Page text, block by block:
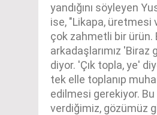
yandığını söyleyen
ise, "Likapa, üretmesi
çok zahmetli bir ürün.
arkadaşlarımız 'Biraz
diyor. 'Çık topla, ye'
tek elle toplanıp
edilmesi gerekiyor.
verdiğimiz, gözümüz